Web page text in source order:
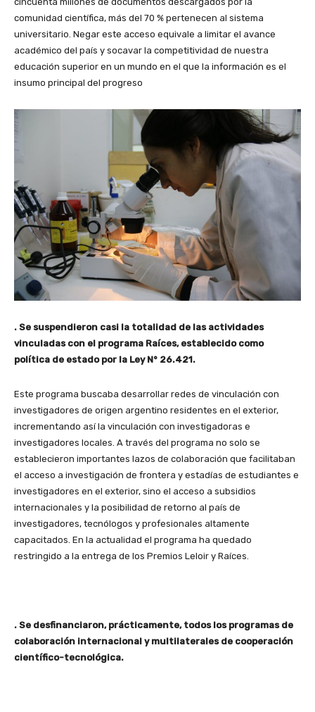
comunidad científica, más del 70 % pertenecen al sistema
universitario. Negar este acceso equivale a limitar el avance
académico del país y socavar la competitividad de nuestra
educación superior en un mundo en el que la información es el
insumo principal del progreso
. Se suspendieron casi la totalidad de las actividades
vinculadas con el programa Raíces, establecido como
política de estado por la Ley N° 26.421.
Este programa buscaba desarrollar redes de vinculación con
investigadores de origen argentino residentes en el exterior,
incrementando así la vinculación con investigadoras e
investigadores locales. A través del programa no solo se
establecieron importantes lazos de colaboración que facilitaban
el acceso a investigación de frontera y estadías de estudiantes e
investigadores en el exterior, sino el acceso a subsidios
internacionales y la posibilidad de retorno al país de
investigadores, tecnólogos y profesionales altamente
capacitados. En la actualidad el programa ha quedado
restringido a la entrega de los Premios Leloir y Raíces.
. Se desfinanciaron, prácticamente, todos los programas de
colaboración internacional y multilaterales de cooperación
científico-tecnológica.